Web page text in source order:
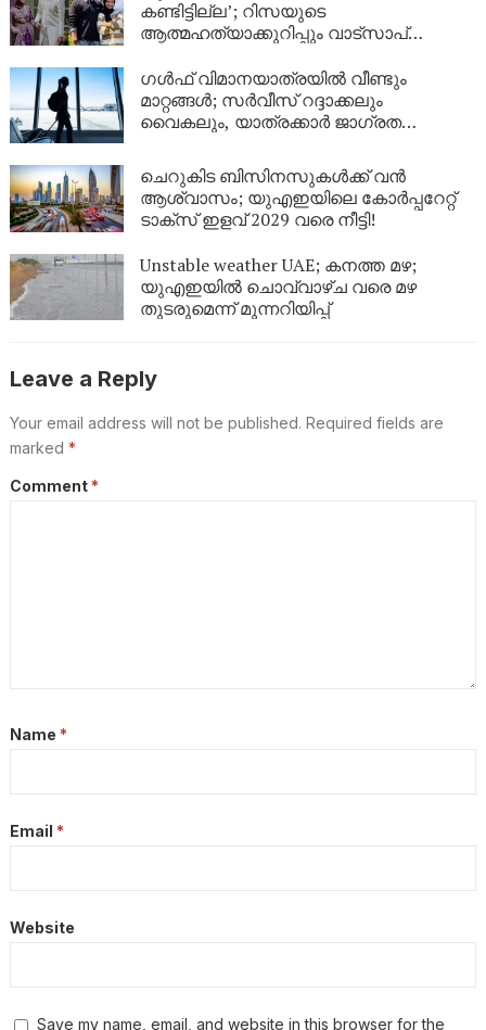
കണ്ടിട്ടില്ല’; റിസയുടെ
ആത്മഹത്യാക്കുറിപ്പും വാട്സാപ്
പൊലീസിന്റെ നീക്കം എന്ത്?
ഗൾഫ് വിമാനയാത്രയിൽ വീണ്ടും
മാറ്റങ്ങൾ; സർവീസ് റദ്ദാക്കലും
വൈകലും, യാത്രക്കാർ ജാഗ്രത
ചെറുകിട ബിസിനസുകൾക്ക് വൻ
ആശ്വാസം; യുഎഇയിലെ കോർപ്പറേറ്റ്
ടാക്സ് ഇളവ് 2029 വരെ നീട്ടി!
Unstable weather UAE; കനത്ത മഴ;
യുഎഇയിൽ ചൊവ്വാഴ്ച വരെ മഴ
തുടരുമെന്ന് മുന്നറിയിപ്പ്
Leave a Reply
Your email address will not be published. Required fields are
marked *
Comment *
Name *
Email *
Website
Save my name, email, and website in this browser for the